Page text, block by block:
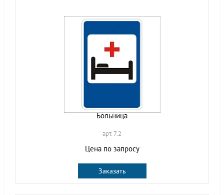
Больница
арт. 7.2
Цена по запросу
Заказать